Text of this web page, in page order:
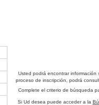
Usted podrá encontrar
proceso de inscripción, podrá
Complete el criterio de búsqueda
Si Ud desea puede acceder a la